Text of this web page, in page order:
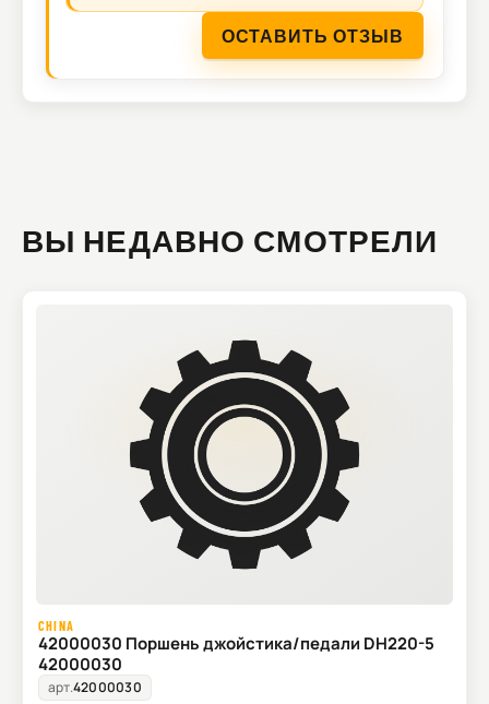
ОСТАВИТЬ ОТЗЫВ
ВЫ НЕДАВНО СМОТРЕЛИ
CHINA
42000030 Поршень джойстика/педали DH220-5
42000030
арт.42000030